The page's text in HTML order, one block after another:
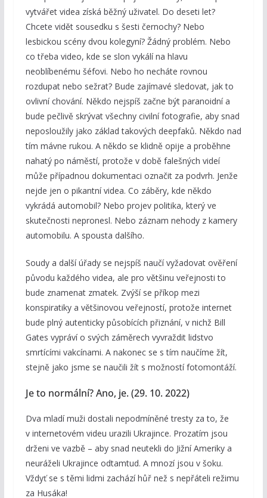
vytvářet videa získá běžný uživatel. Do deseti let?
Chcete vidět sousedku s šesti černochy? Nebo
lesbickou scény dvou kolegyní? Žádný problém. Nebo
co třeba video, kde se slon vykálí na hlavu
neoblíbenému šéfovi. Nebo ho necháte rovnou
rozdupat nebo sežrat? Bude zajímavé sledovat, jak to
ovlivní chování. Někdo nejspíš začne být paranoidní a
bude pečlivě skrývat všechny civilní fotografie, aby snad
neposloužily jako základ takových deepfaků. Někdo nad
tím mávne rukou. A někdo se klidně opije a proběhne
nahatý po náměstí, protože v době falešných videí
může případnou dokumentaci označit za podvrh. Jenže
nejde jen o pikantní videa. Co záběry, kde někdo
vykrádá automobil? Nebo projev politika, který ve
skutečnosti nepronesl. Nebo záznam nehody z kamery
automobilu. A spousta dalšího.
Soudy a další úřady se nejspíš naučí vyžadovat ověření
původu každého videa, ale pro většinu veřejnosti to
bude znamenat zmatek. Zvýší se příkop mezi
konspiratiky a většinovou veřejností, protože internet
bude plný autenticky působících přiznání, v nichž Bill
Gates vypráví o svých záměrech vyvraždit lidstvo
smrtícími vakcínami. A nakonec se s tím naučíme žít,
stejně jako jsme se naučili žít s možností fotomontáží.
Je to normální? Ano, je. (29. 10. 2022)
Dva mladí muži dostali nepodmíněné tresty za to, že
v internetovém videu urazili Ukrajince. Prozatím jsou
drženi ve vazbě – aby snad neutekli do Jižní Ameriky a
neuráželi Ukrajince odtamtud. A mnozí jsou v šoku.
Vždyť se s těmi lidmi zachází hůř než s nepřáteli režimu
za Husáka!